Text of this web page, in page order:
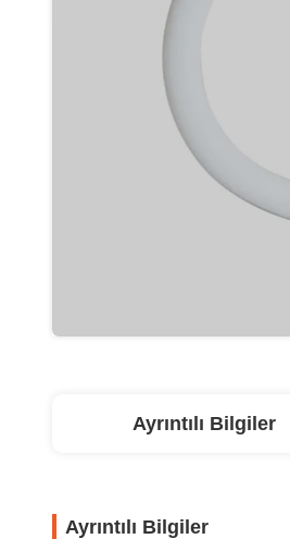
Ayrıntılı Bilgiler
Ayrıntılı Bilgiler